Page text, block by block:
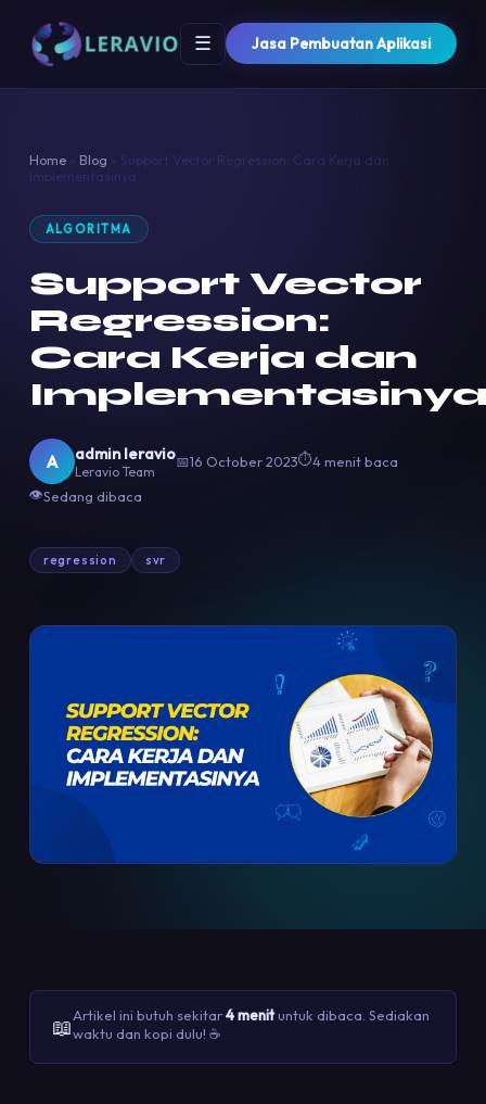
☰ Jasa Pembuatan Aplikasi
Home» Blog » Support Vector Regression: Cara Kerja dan
Implementasinya
ALGORITMA
Support Vector
Regression:
Cara Kerja dan
Implementasinya
A admin leravio
Leravio Team
📅16 October 2023⏱4 menit baca
👁Sedang dibaca
regression svr
📖Artikel ini butuh sekitar4 menituntuk dibaca. Sediakan
waktu dan kopi dulu! ☕